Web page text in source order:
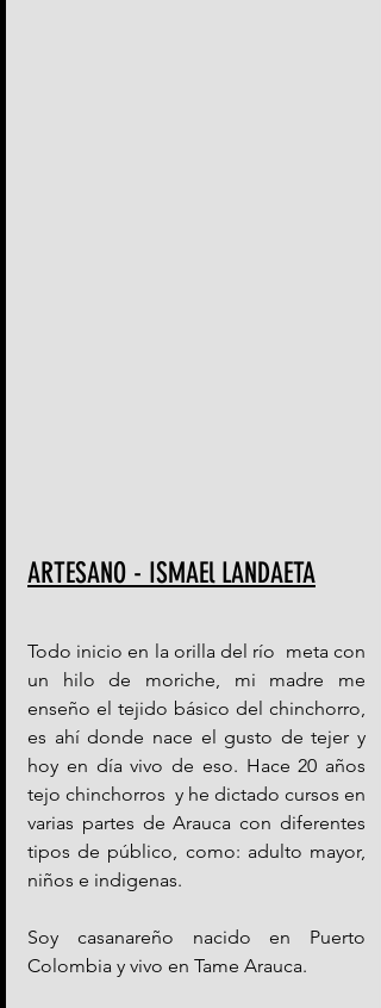
ARTESANO - ISMAEl LANDAETA
Todo inicio en la orilla del río  meta con
un hilo de moriche, mi madre me
enseño el tejido básico del chinchorro,
es ahí donde nace el gusto de tejer y
hoy en día vivo de eso. Hace 20 años
tejo chinchorros  y he dictado cursos en
varias partes de Arauca con diferentes
tipos de público, como: adulto mayor,
niños e indigenas.
Soy casanareño nacido en Puerto
Colombia y vivo en Tame Arauca.